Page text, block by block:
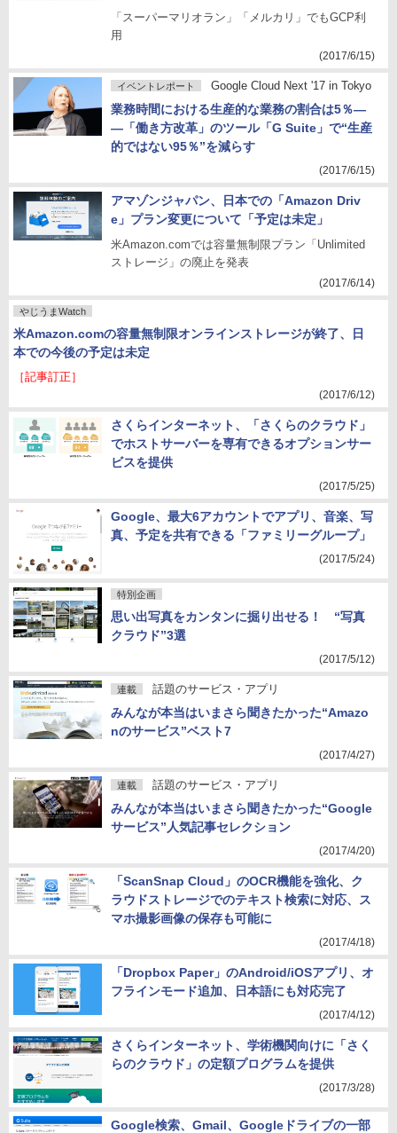
「スーパーマリオラン」「メルカリ」でもGCP利
用
(2017/6/15)
イベントレポート Google Cloud Next '17 in Tokyo
業務時間における生産的な業務の割合は5％―
―「働き方改革」のツール「G Suite」で“生産
的ではない95％”を減らす
(2017/6/15)
アマゾンジャパン、日本での「Amazon Driv
e」プラン変更について「予定は未定」
米Amazon.comでは容量無制限プラン「Unlimited
ストレージ」の廃止を発表
(2017/6/14)
やじうまWatch
米Amazon.comの容量無制限オンラインストレージが終了、日
本での今後の予定は未定
［記事訂正］
(2017/6/12)
さくらインターネット、「さくらのクラウド」
でホストサーバーを専有できるオプションサー
ビスを提供
(2017/5/25)
Google、最大6アカウントでアプリ、音楽、写
真、予定を共有できる「ファミリーグループ」
(2017/5/24)
特別企画
思い出写真をカンタンに掘り出せる！ “写真
クラウド”3選
(2017/5/12)
連載 話題のサービス・アプリ
みんなが本当はいまさら聞きたかった“Amazo
nのサービス”ベスト7
(2017/4/27)
連載 話題のサービス・アプリ
みんなが本当はいまさら聞きたかった“Google
サービス”人気記事セレクション
(2017/4/20)
「ScanSnap Cloud」のOCR機能を強化、ク
ラウドストレージでのテキスト検索に対応、ス
マホ撮影画像の保存も可能に
(2017/4/18)
「Dropbox Paper」のAndroid/iOSアプリ、オ
フラインモード追加、日本語にも対応完了
(2017/4/12)
さくらインターネット、学術機関向けに「さく
らのクラウド」の定額プログラムを提供
(2017/3/28)
Google検索、Gmail、Googleドライブの一部